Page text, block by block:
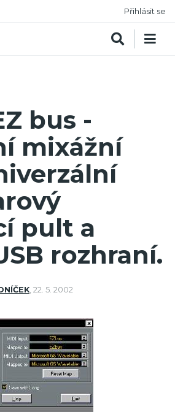
Přihlásit se
bus -
mixážní
pult a
rozhraní.
22. 5. 2002